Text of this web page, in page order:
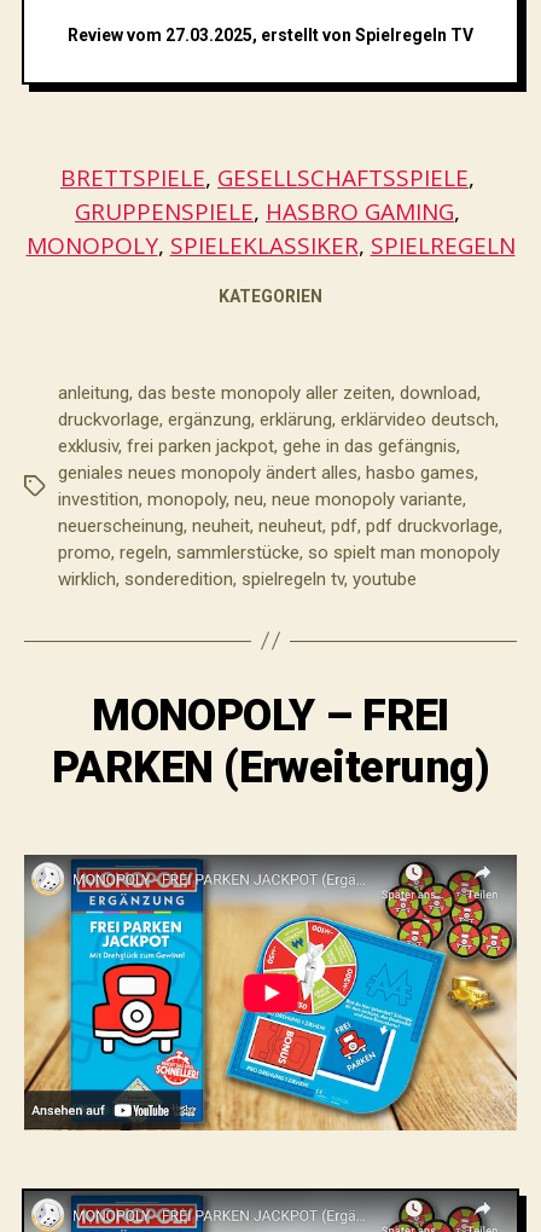
Review vom 27.03.2025, erstellt von Spielregeln TV
BRETTSPIELE, GESELLSCHAFTSSPIELE
GRUPPENSPIELE, HASBRO GAMING
MONOPOLY, SPIELEKLASSIKER, SPIELREGELN
KATEGORIEN
Schlagwörter
anleitung, das beste monopoly aller zeiten, download,
druckvorlage, ergänzung, erklärung, erklärvideo deutsch,
exklusiv, frei parken jackpot, gehe in das gefängnis,
geniales neues monopoly ändert alles, hasbo games,
investition, monopoly, neu, neue monopoly variante,
neuerscheinung, neuheit, neuheut, pdf, pdf druckvorlage,
promo, regeln, sammlerstücke, so spielt man monopoly
wirklich, sonderedition, spielregeln tv, youtube
MONOPOLY – FREI
PARKEN (Erweiterung)